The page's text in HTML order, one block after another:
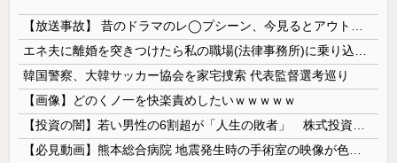
韓国警察、大韓サッカー協会を家宅捜索 代表監督選考巡り
【画像】どのくノ一を快楽責めしたいｗｗｗｗｗ